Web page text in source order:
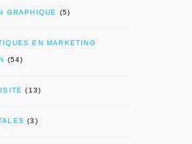
GRAPHIQUE (5)
EN MARKETING
(54)
(13)
(3)